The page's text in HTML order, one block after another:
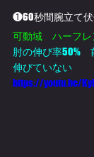
❶60秒間腕立て伏
可動域　ハーフレ
肘の伸び率50%
伸びていない
https://youtu.be/